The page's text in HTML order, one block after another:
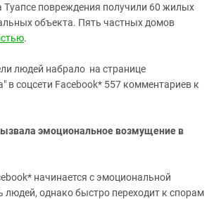
Туапсе повреждения получили 60 жилых
объекта. Пять частных домов
.
людей набрало на странице
в соцсети Facebook* 557 комментариев к
эмоциональное возмущение в
начинается с эмоциональной
людей, однако быстро переходит к спорам